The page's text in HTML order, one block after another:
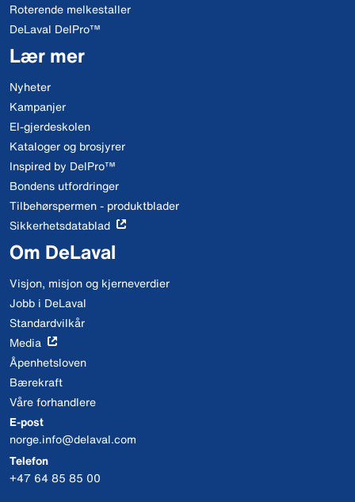
Roterende melkestaller
DeLaval DelPro™
Lær mer
Nyheter
Kampanjer
El-gjerdeskolen
Kataloger og brosjyrer
Inspired by DelPro™
Bondens utfordringer
Tilbehørspermen - produktblader
Sikkerhetsdatablad
Om DeLaval
Visjon, misjon og kjerneverdier
Jobb i DeLaval
Standardvilkår
Media
Åpenhetsloven
Bærekraft
Våre forhandlere
E-post
norge.info@delaval.com
Telefon
+47 64 85 85 00